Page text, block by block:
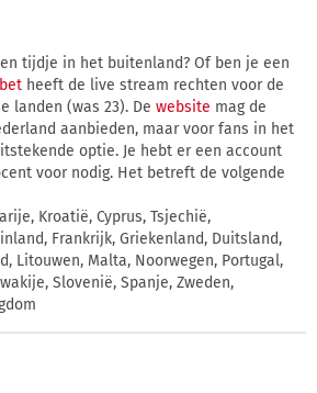
tijdje in het buitenland? Of ben je een
heeft de live stream rechten voor de
landen (was 23). De website mag de
aanbieden, maar voor fans in het
optie. Je hebt er een account
voor nodig. Het betreft de volgende
Kroatië, Cyprus, Tsjechië,
Frankrijk, Griekenland, Duitsland,
Litouwen, Malta, Noorwegen, Portugal,
Slovenië, Spanje, Zweden,